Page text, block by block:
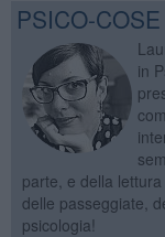
PSICO-
in
parte, e della lettura
delle passeggiate,
psicologia!